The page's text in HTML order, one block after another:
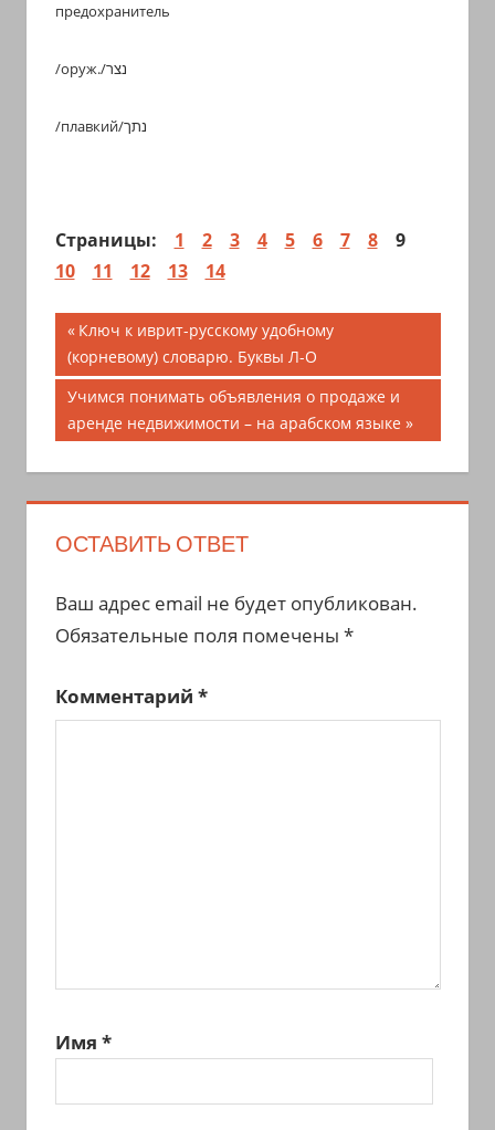
предохранитель
/оруж./נצר
/плавкий/נתך
Страницы: 1 2 3 4 5 6 7 8
9
10
11 12 13 14
Навигация
по
записям
Предыдущая
запись;
Ключ к иврит-русскому удобному
(корневому) словарю. Буквы Л-О
Следующая
запись:
Учимся понимать объявления о продаже и
аренде недвижимости – на арабском языке
ОСТАВИТЬ ОТВЕТ
Ваш адрес email не будет опубликован.
Обязательные поля помечены *
Комментарий *
Имя *